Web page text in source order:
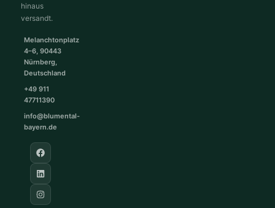
hinaus
versandt.
Melanchtonplatz
4–6, 90443
Nürnberg,
Deutschland
+49 911
47711390
info@blumental-
bayern.de